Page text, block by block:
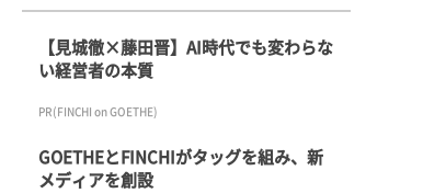
【見城徹×藤田晋】AI時代でも変わらな
い経営者の本質
PR(FINCHI on GOETHE)
GOETHEとFINCHIがタッグを組み、新
メディアを創設